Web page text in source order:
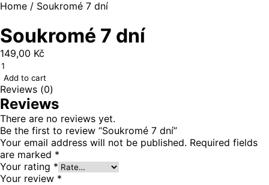
Home / Soukromé 7 dní
Soukromé 7 dní
149,00 Kč
Soukromé
7
dní
quantity
Add to cart
Reviews (0)
Reviews
There are no reviews yet.
Be the first to review “Soukromé 7 dní”
Your email address will not be published. Required fields
are marked *
Your rating *
Your review *